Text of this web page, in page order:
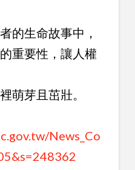
的生命故事中，
重要性，讓人權
萌芽且茁壯。
News_Co